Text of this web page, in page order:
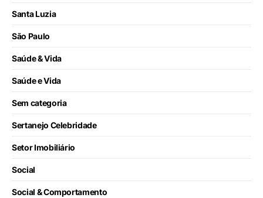
Santa Luzia
São Paulo
Saúde & Vida
Saúde e Vida
Sem categoria
Sertanejo Celebridade
Setor Imobiliário
Social
Social & Comportamento